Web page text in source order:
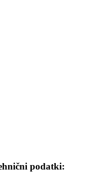
podatki: